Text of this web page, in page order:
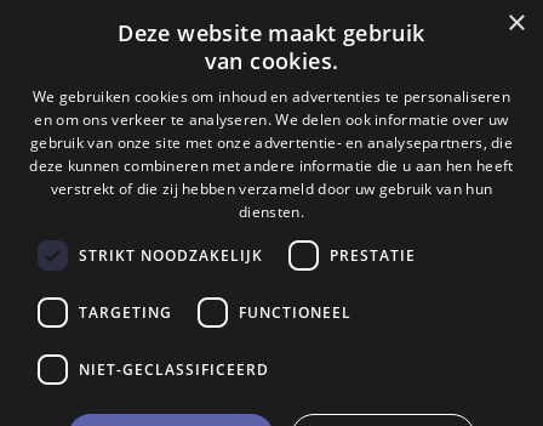
Arbeidsvoorwaarden
Folders en documenten
Samenwerken
Expertisecentrum
Verhalen
Contact
024 - 322 82 64
6503 CB Nijmegen
×
Deze website maakt gebruik
van cookies.
We gebruiken cookies om inhoud en advertenties te personaliseren
en om ons verkeer te analyseren. We delen ook informatie over uw
gebruik van onze site met onze advertentie- en analysepartners, die
deze kunnen combineren met andere informatie die u aan hen heeft
verstrekt of die zij hebben verzameld door uw gebruik van hun
diensten.
STRIKT NOODZAKELIJK PRESTATIE
TARGETING FUNCTIONEEL
NIET-GECLASSIFICEERD